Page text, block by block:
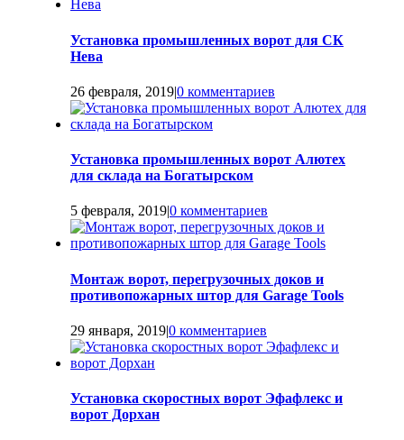
Установка промышленных ворот для СК
Нева
26 февраля, 2019|0 комментариев
Установка промышленных ворот Алютех
для склада на Богатырском
5 февраля, 2019|0 комментариев
Монтаж ворот, перегрузочных доков и
противопожарных штор для Garage Tools
29 января, 2019|0 комментариев
Установка скоростных ворот Эфафлекс и
ворот Дорхан